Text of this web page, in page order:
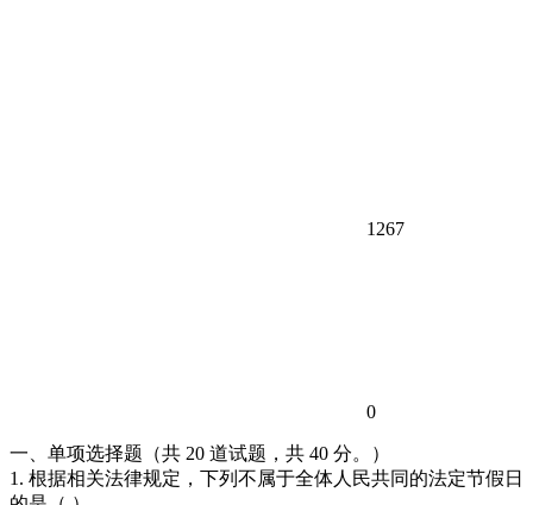
1267
0
一、单项选择题（共 20 道试题，共 40 分。）
1. 根据相关法律规定，下列不属于全体人民共同的法定节假日